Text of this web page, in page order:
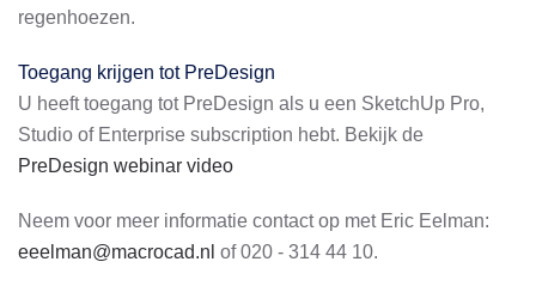
regenhoezen.
Toegang krijgen tot PreDesign
U heeft toegang tot PreDesign als u een SketchUp Pro,
Studio of Enterprise subscription hebt. Bekijk de
PreDesign webinar video
Neem voor meer informatie contact op met Eric Eelman:
eeelman@macrocad.nl of 020 - 314 44 10.